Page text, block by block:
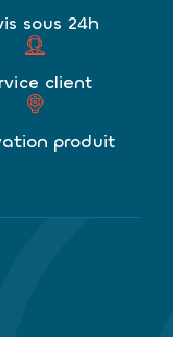
sous 24h
client
produit